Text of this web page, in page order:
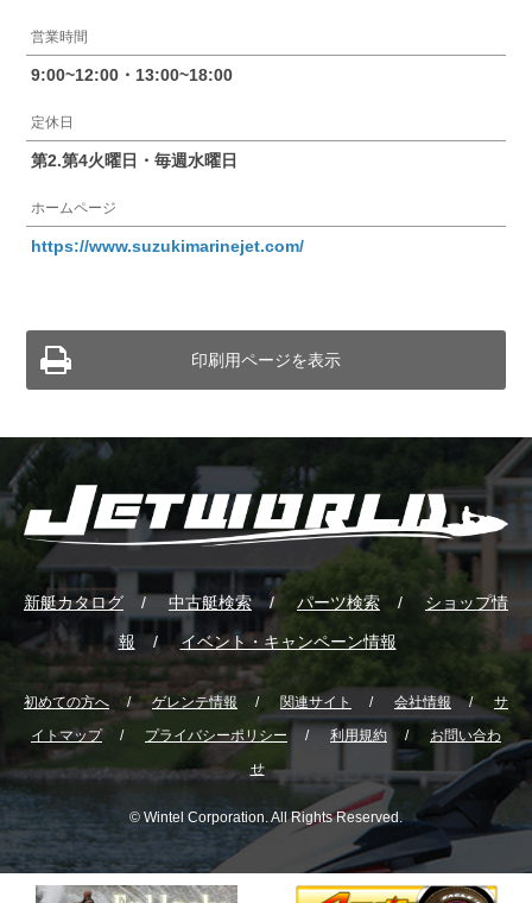
営業時間
9:00~12:00・13:00~18:00
定休日
第2.第4火曜日・毎週水曜日
ホームページ
https://www.suzukimarinejet.com/
印刷用ページを表示
新艇カタログ 中古艇検索 パーツ検索 ショップ情
報 イベント・キャンペーン情報
初めての方へ ゲレンテ情報 関連サイト 会社情報
サ
イトマップ
プライバシーポリシー 利用規約
お問い合わ
せ
© Wintel Corporation. All Rights Reserved.